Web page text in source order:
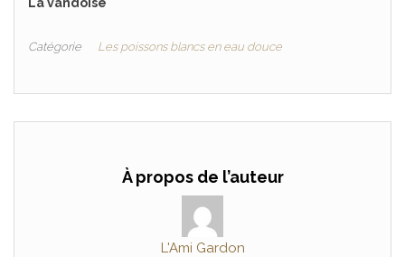
Catégorie Les poissons blancs en eau douce
À propos de l’auteur
L'Ami Gardon